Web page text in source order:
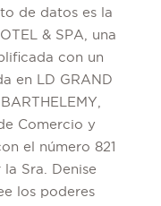
de datos es la
& SPA, una
con un
en LD GRAND
Comercio y
el número 821
Sra. Denise
los poderes